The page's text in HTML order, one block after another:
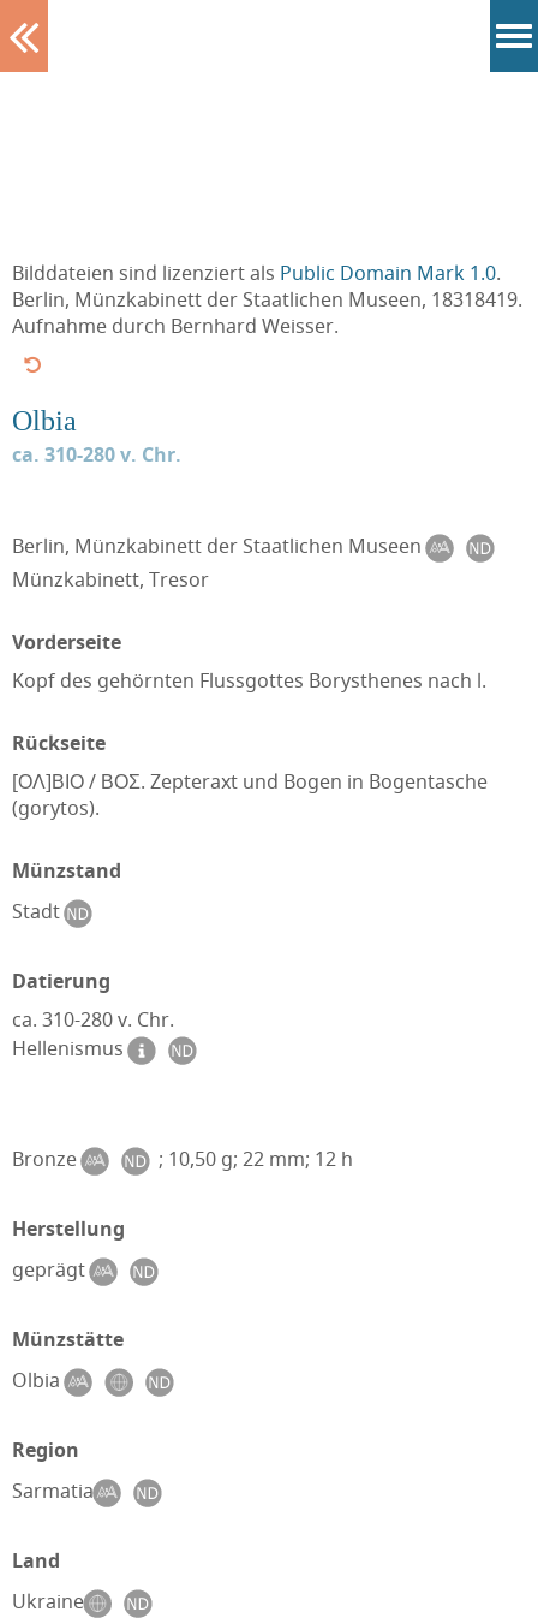
Bilddateien sind lizenziert als Public Domain Mark 1.0.
Berlin, Münzkabinett der Staatlichen Museen, 18318419.
Aufnahme durch Bernhard Weisser.
Olbia
ca. 310-280 v. Chr.
Berlin, Münzkabinett der Staatlichen Museen
Münzkabinett, Tresor
Vorderseite
Kopf des gehörnten Flussgottes Borysthenes nach l.
Rückseite
[ΟΛ]ΒΙΟ / ΒΟΣ. Zepteraxt und Bogen in Bogentasche
(gorytos).
Münzstand
Stadt
Datierung
ca. 310-280 v. Chr.
Hellenismus
Bronze ; 10,50 g; 22 mm; 12 h
Herstellung
geprägt
Münzstätte
Olbia
Region
Sarmatia
Land
Ukraine